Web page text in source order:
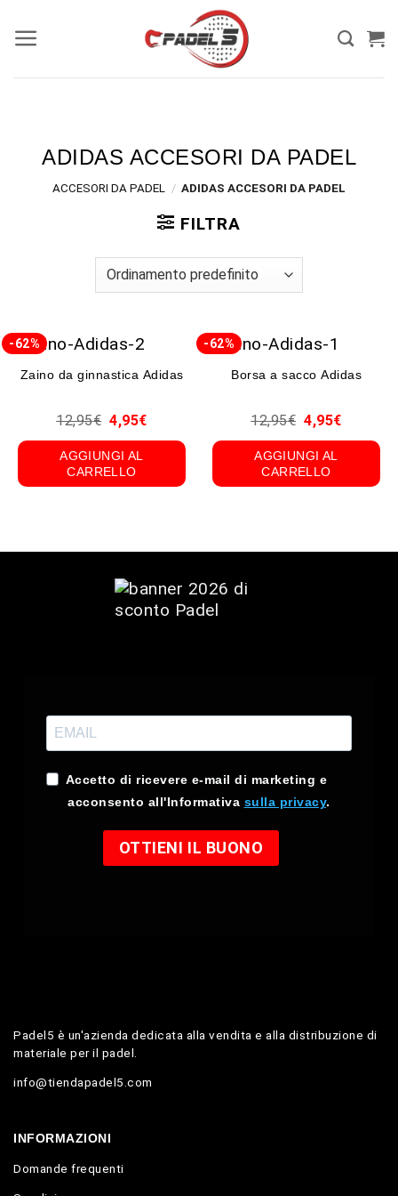
ADIDAS ACCESORI DA PADEL
ACCESORI DA PADEL / ADIDAS ACCESORI DA PADEL
FILTRA
-62%
Zaino da ginnastica Adidas
12,95€ 4,95€
AGGIUNGI AL
CARRELLO
-62%
Borsa a sacco Adidas
12,95€ 4,95€
AGGIUNGI AL
CARRELLO
Accetto di ricevere e-mail di marketing e
acconsento all'Informativa sulla privacy.
OTTIENI IL BUONO
Padel5 è un'azienda dedicata alla vendita e alla distribuzione di
materiale per il padel.
info@tiendapadel5.com
INFORMAZIONI
Domande frequenti